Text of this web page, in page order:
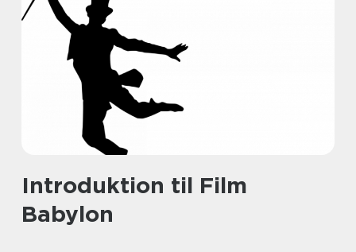
Introduktion til Film
Babylon